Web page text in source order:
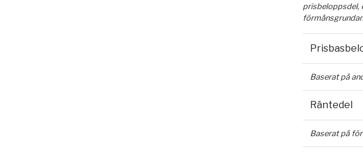
prisbeloppsdel,
Baserat på
Räntedel
Baserat på